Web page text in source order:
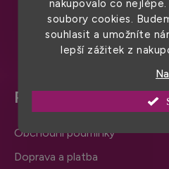
nakupovalo co
soubory cookies.
souhlasit a umožníte
lepší zážitek z
Pro snadný nákup
Obchodní podmínky
Doprava a platba